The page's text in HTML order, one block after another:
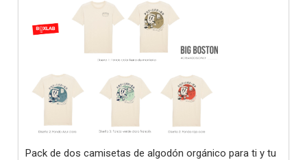
Pack de dos camisetas de algodón orgánico para ti y tu